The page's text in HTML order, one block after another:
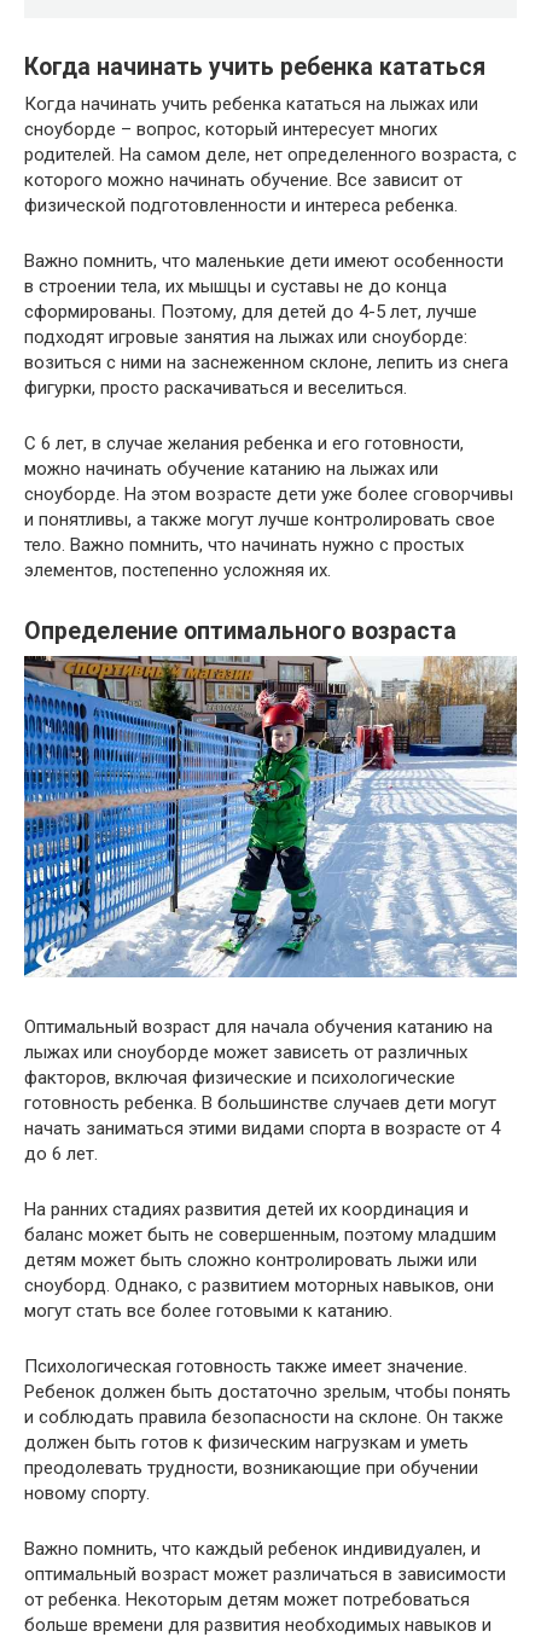
Когда начинать учить ребенка кататься
Когда начинать учить ребенка кататься на лыжах или
сноуборде – вопрос, который интересует многих
родителей. На самом деле, нет определенного возраста, с
которого можно начинать обучение. Все зависит от
физической подготовленности и интереса ребенка.
Важно помнить, что маленькие дети имеют особенности
в строении тела, их мышцы и суставы не до конца
сформированы. Поэтому, для детей до 4-5 лет, лучше
подходят игровые занятия на лыжах или сноуборде:
возиться с ними на заснеженном склоне, лепить из снега
фигурки, просто раскачиваться и веселиться.
С 6 лет, в случае желания ребенка и его готовности,
можно начинать обучение катанию на лыжах или
сноуборде. На этом возрасте дети уже более сговорчивы
и понятливы, а также могут лучше контролировать свое
тело. Важно помнить, что начинать нужно с простых
элементов, постепенно усложняя их.
Определение оптимального возраста
Оптимальный возраст для начала обучения катанию на
лыжах или сноуборде может зависеть от различных
факторов, включая физические и психологические
готовность ребенка. В большинстве случаев дети могут
начать заниматься этими видами спорта в возрасте от 4
до 6 лет.
На ранних стадиях развития детей их координация и
баланс может быть не совершенным, поэтому младшим
детям может быть сложно контролировать лыжи или
сноуборд. Однако, с развитием моторных навыков, они
могут стать все более готовыми к катанию.
Психологическая готовность также имеет значение.
Ребенок должен быть достаточно зрелым, чтобы понять
и соблюдать правила безопасности на склоне. Он также
должен быть готов к физическим нагрузкам и уметь
преодолевать трудности, возникающие при обучении
новому спорту.
Важно помнить, что каждый ребенок индивидуален, и
оптимальный возраст может различаться в зависимости
от ребенка. Некоторым детям может потребоваться
больше времени для развития необходимых навыков и